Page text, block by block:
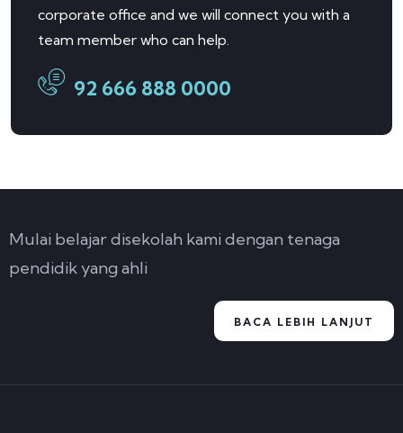
corporate office and we will connect you with a
team member who can help.
92 666 888 0000
Mulai belajar disekolah kami dengan tenaga
pendidik yang ahli
BACA LEBIH LANJUT